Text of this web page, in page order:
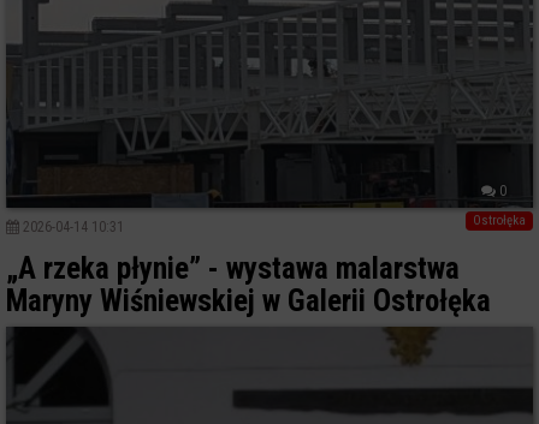
0
Ostrołęka
2026-04-14 10:31
„A rzeka płynie” - wystawa malarstwa
Maryny Wiśniewskiej w Galerii Ostrołęka